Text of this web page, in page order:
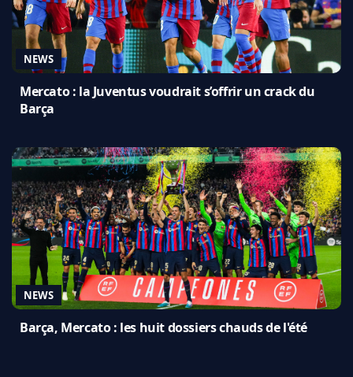
NEWS
Mercato : la Juventus voudrait s’offrir un crack du
Barça
NEWS
Barça, Mercato : les huit dossiers chauds de l'été